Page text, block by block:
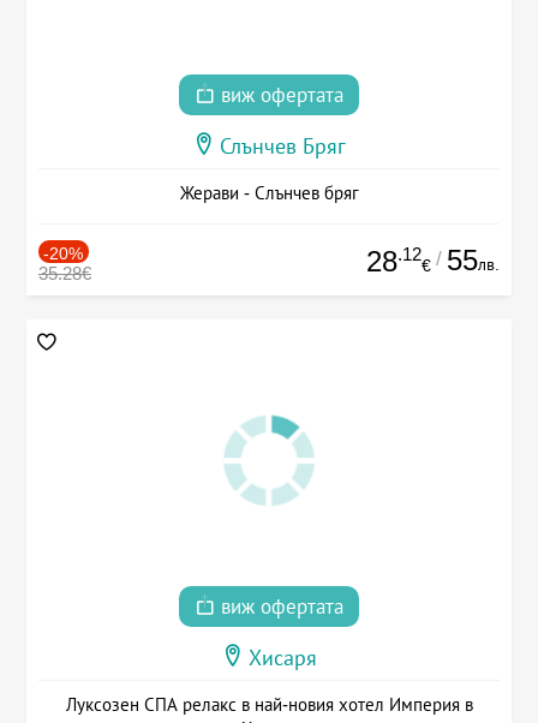
виж офертата
Слънчев Бряг
Жерави - Слънчев бряг
-20%
35.28€ 28.12
€ / 55лв.
виж офертата
Хисаря
Луксозен СПА релакс в най-новия хотел Империя в